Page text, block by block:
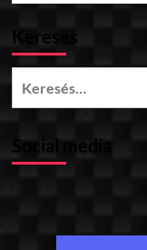
Keresés
Social media